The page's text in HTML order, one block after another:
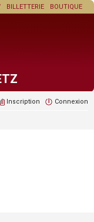
BOUTIQUE
BILLETTERIE
Connexion
Inscription